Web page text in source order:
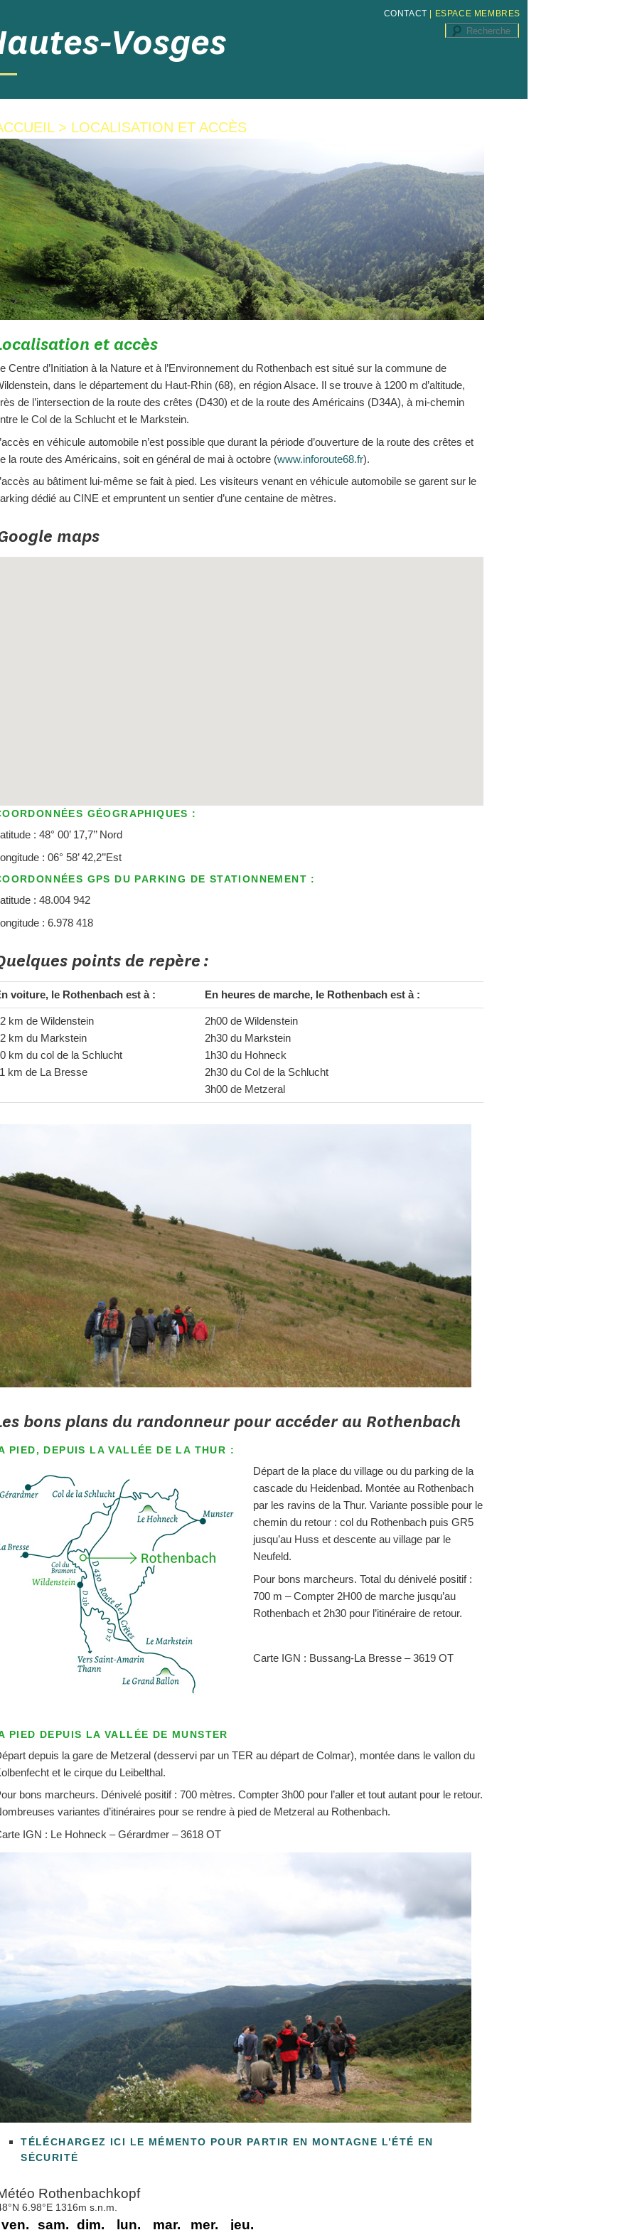
Vosges
CONTACT ESPACE MEMBRES
> LOCALISATION ET ACCÈS
et accès
Centre d’Initiation à la Nature et à l’Environnement du Rothenbach est situé sur la commune de
dans le département du Haut-Rhin (68), en région Alsace. Il se trouve à 1200 m d’altitude,
de l’intersection de la route des crêtes (D430) et de la route des Américains (D34A), à mi-chemin
le Col de la Schlucht et le Markstein.
en véhicule automobile n’est possible que durant la période d’ouverture de la route des crêtes et
la route des Américains, soit en général de mai à octobre (www.inforoute68.fr).
au bâtiment lui-même se fait à pied. Les visiteurs venant en véhicule automobile se garent sur le
dédié au CINE et empruntent un sentier d’une centaine de mètres.
maps
GÉOGRAPHIQUES :
: 48° 00’ 17,7’’ Nord
: 06° 58’ 42,2’’Est
GPS DU PARKING DE STATIONNEMENT :
: 48.004 942
: 6.978 418
points de repère :
voiture, le Rothenbach est à : En heures de marche, le Rothenbach est à :
km de Wildenstein
km du Markstein
km du col de la Schlucht
km de La Bresse
2h00 de Wildenstein
2h30 du Markstein
1h30 du Hohneck
2h30 du Col de la Schlucht
3h00 de Metzeral
bons plans du randonneur pour accéder au Rothenbach
PIED, DEPUIS LA VALLÉE DE LA THUR :
Départ de la place du village ou du parking de la
cascade du Heidenbad. Montée au Rothenbach
par les ravins de la Thur. Variante possible pour le
chemin du retour : col du Rothenbach puis GR5
jusqu’au Huss et descente au village par le
Neufeld.
Pour bons marcheurs. Total du dénivelé positif :
700 m – Compter 2H00 de marche jusqu’au
Rothenbach et 2h30 pour l’itinéraire de retour.
Carte IGN : Bussang-La Bresse – 3619 OT
PIED DEPUIS LA VALLÉE DE MUNSTER
depuis la gare de Metzeral (desservi par un TER au départ de Colmar), montée dans le vallon du
et le cirque du Leibelthal.
bons marcheurs. Dénivelé positif : 700 mètres. Compter 3h00 pour l’aller et tout autant pour le retour.
variantes d’itinéraires pour se rendre à pied de Metzeral au Rothenbach.
IGN : Le Hohneck – Gérardmer – 3618 OT
TÉLÉCHARGEZ ICI LE MÉMENTO POUR PARTIR EN MONTAGNE L’ÉTÉ EN
SÉCURITÉ